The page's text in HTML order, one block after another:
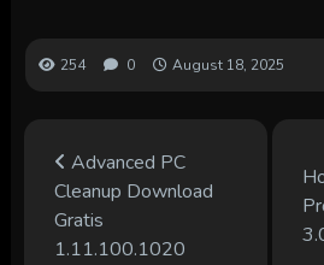
254 0 August 18, 2025
Advanced PC
Cleanup Download
Gratis
1.11.100.1020